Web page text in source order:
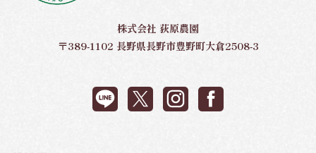
株式会社 荻原農園
〒389-1102 長野県長野市豊野町大倉2508-3